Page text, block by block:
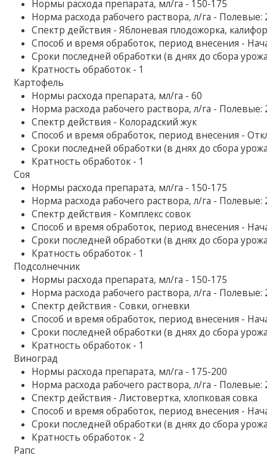
Нормы расхода препарата, мл/га - 150-175
Норма расхода рабочего раствора, л/га -
Спектр действия - Яблоневая плодожорка,
Способ и время обработок, период внесения -
Сроки последней обработки (в днях до сбора
Кратность обработок - 1
Картофель
Нормы расхода препарата, мл/га - 60
Норма расхода рабочего раствора, л/га -
Спектр действия - Колорадский жук
Способ и время обработок, период внесения -
Сроки последней обработки (в днях до сбора
Кратность обработок - 1
Соя
Нормы расхода препарата, мл/га - 150-175
Норма расхода рабочего раствора, л/га -
Спектр действия - Комплекс совок
Способ и время обработок, период внесения -
Сроки последней обработки (в днях до сбора
Кратность обработок - 1
Подсолнечник
Нормы расхода препарата, мл/га - 150-175
Норма расхода рабочего раствора, л/га -
Спектр действия - Совки, огневки
Способ и время обработок, период внесения -
Сроки последней обработки (в днях до сбора
Кратность обработок - 1
Виноград
Нормы расхода препарата, мл/га - 175-200
Норма расхода рабочего раствора, л/га -
Спектр действия - Листовертка, хлопковая совка
Способ и время обработок, период внесения -
Сроки последней обработки (в днях до сбора
Кратность обработок - 2
Рапс